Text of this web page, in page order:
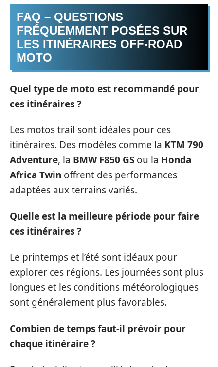
FAQ – QUESTIONS
FRÉQUEMMENT POSÉES SUR
LES ITINÉRAIRES OFF-ROAD
MOTO
Quel type de moto est recommandé pour
ces itinéraires ?
Les motos trail sont idéales pour ces
itinéraires. Des modèles comme la KTM 790
Adventure, la BMW F850 GS ou la Honda
Africa Twin offrent des performances
adaptées aux terrains variés.
Quelle est la meilleure période pour faire
ces itinéraires ?
Le printemps et l’été sont idéaux pour
explorer ces régions. Les journées sont plus
longues et les conditions météorologiques
sont généralement plus favorables.
Combien de temps faut-il prévoir pour
chaque itinéraire ?